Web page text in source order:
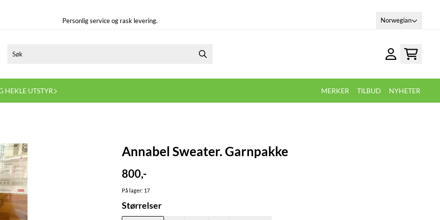
Personlig service og rask levering. Norwegian
HEKLE UTSTYR MERKER TILBUD NYHETER
Annabel Sweater. Garnpakke
800,-
På lager: 17
Størrelser